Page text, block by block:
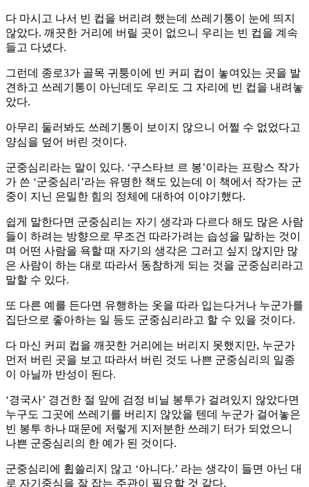
다 마시고 나서 빈 컵을 버리려 했는데 쓰레기통이 눈에 띄지
않았다. 깨끗한 거리에 버릴 곳이 없으니 우리는 빈 컵을 계속
들고 다녔다.
그런데 종로3가 골목 귀퉁이에 빈 커피 컵이 놓여있는 곳을 발
견하고 쓰레기통이 아닌데도 우리도 그 자리에 빈 컵을 내려놓
았다.
아무리 둘러봐도 쓰레기통이 보이지 않으니 어쩔 수 없었다고
양심을 덮어 버린 것이다.
군중심리라는 말이 있다. ‘구스타브 르 봉’이라는 프랑스 작가
가 쓴 ‘군중심리’라는 유명한 책도 있는데 이 책에서 작가는 군
중이 지닌 은밀한 힘의 정체에 대하여 이야기했다.
쉽게 말한다면 군중심리는 자기 생각과 다르다 해도 많은 사람
들이 하려는 방향으로 무조건 따라가려는 습성을 말하는 것이
며 어떤 사람을 욕할 때 자기의 생각은 그러고 싶지 않지만 많
은 사람이 하는 대로 따라서 동참하게 되는 것을 군중심리라고
말할 수 있다.
또 다른 예를 든다면 유행하는 옷을 따라 입는다거나 누군가를
집단으로 좋아하는 일 등도 군중심리라고 할 수 있을 것이다.
다 마신 커피 컵을 깨끗한 거리에는 버리지 못했지만, 누군가
먼저 버린 곳을 보고 따라서 버린 것도 나쁜 군중심리의 일종
이 아닐까 반성이 된다.
‘경국사’ 경건한 절 앞에 검정 비닐 봉투가 걸려있지 않았다면
누구도 그곳에 쓰레기를 버리지 않았을 텐데 누군가 걸어놓은
빈 봉투 하나 때문에 저렇게 지저분한 쓰레기 터가 되었으니
나쁜 군중심리의 한 예가 된 것이다.
군중심리에 휩쓸리지 않고 ‘아니다.’ 라는 생각이 들면 아닌 대
로 자기중심을 잘 잡는 주관이 필요할 것 같다.